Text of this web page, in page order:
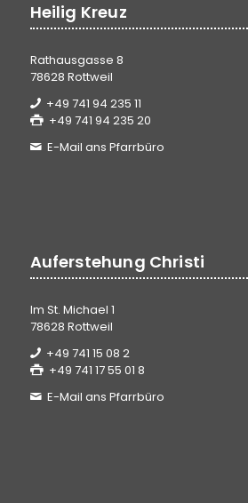
Heilig Kreuz
Rathausgasse 8
78628 Rottweil
+49 741 94 235 11
+49 741 94 235 20
E-Mail ans Pfarrbüro
Auferstehung Christi
Im St. Michael 1
78628 Rottweil
+49 741 15 08 2
+49 741 17 55 01 8
E-Mail ans Pfarrbüro